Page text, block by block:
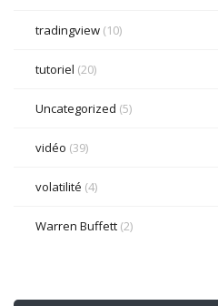
tradingview (10)
tutoriel (20)
Uncategorized (5)
vidéo (39)
volatilité (4)
Warren Buffett (2)